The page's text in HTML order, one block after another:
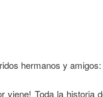
hermanos y amigos:
viene! Toda la historia